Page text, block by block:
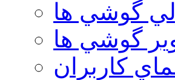
گوشي ها
گوشي ها
كاربران